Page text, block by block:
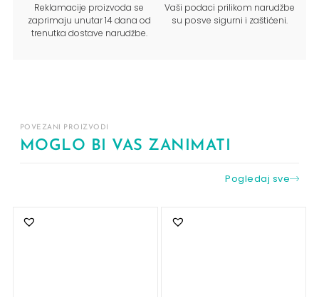
Reklamacije proizvoda se
zaprimaju unutar 14 dana od
trenutka dostave narudžbe.
Vaši podaci prilikom narudžbe
su posve sigurni i zaštićeni.
POVEZANI PROIZVODI
MOGLO BI VAS ZANIMATI
Pogledaj sve